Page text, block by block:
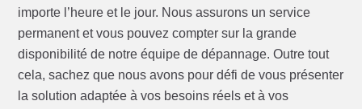
importe l’heure et le jour. Nous assurons un service
permanent et vous pouvez compter sur la grande
disponibilité de notre équipe de dépannage. Outre tout
cela, sachez que nous avons pour défi de vous présenter
la solution adaptée à vos besoins réels et à vos